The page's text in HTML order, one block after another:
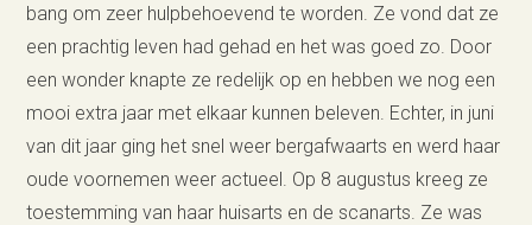
bang om zeer hulpbehoevend te worden. Ze vond dat ze
een prachtig leven had gehad en het was goed zo. Door
een wonder knapte ze redelijk op en hebben we nog een
mooi extra jaar met elkaar kunnen beleven. Echter, in juni
van dit jaar ging het snel weer bergafwaarts en werd haar
oude voornemen weer actueel. Op 8 augustus kreeg ze
toestemming van haar huisarts en de scanarts. Ze was